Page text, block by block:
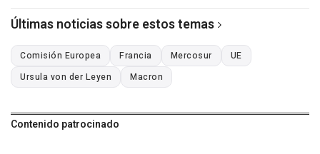
Últimas noticias sobre estos temas
Comisión Europea Francia Mercosur
UE
Ursula von der Leyen
Macron
Contenido patrocinado